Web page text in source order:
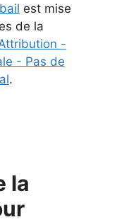
est mise
de la
-
- Pas de
.
la